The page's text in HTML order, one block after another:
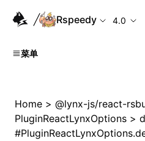
Rspeedy 4.0
菜单
Home > @lynx-js/react-
PluginReactLynxOptions >
#